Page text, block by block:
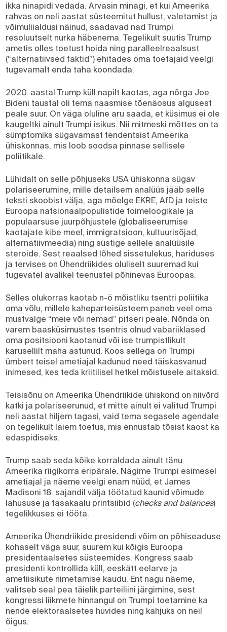
ikka ninapidi vedada. Arvasin minagi, et kui Ameerika
rahvas on neli aastat süsteemitut hullust, valetamist ja
võimuliialdusi näinud, saadavad nad Trumpi
resoluutselt nurka häbenema. Tegelikult suutis Trump
ametis olles toetust hoida ning paralleelreaalsust
(“alternatiivsed faktid”) ehitades oma toetajaid veelgi
tugevamalt enda taha koondada.
2020. aastal Trump küll napilt kaotas, aga nõrga Joe
Bideni taustal oli tema naasmise tõenäosus algusest
peale suur. On väga oluline aru saada, et küsimus ei ole
kaugeltki ainult Trumpi isikus. Nii mitmeski mõttes on ta
sümptomiks sügavamast tendentsist Ameerika
ühiskonnas, mis loob soodsa pinnase sellisele
poliitikale.
Lühidalt on selle põhjuseks USA ühiskonna sügav
polariseerumine, mille detailsem analüüs jääb selle
teksti skoobist välja, aga mõelge EKRE, AfD ja teiste
Euroopa natsionaalpopulistide toimeloogikale ja
populaarsuse juurpõhjustele (globaliseerumise
kaotajate kibe meel, immigratsioon, kultuurisõjad,
alternatiivmeedia) ning süstige sellele analüüsile
steroide. Sest reaalsed lõhed sissetulekus, hariduses
ja tervises on Ühendriikides oluliselt suuremad kui
tugevatel avalikel teenustel põhinevas Euroopas.
Selles olukorras kaotab n-ö mõistliku tsentri poliitika
oma võlu, millele kaheparteisüsteem paneb veel oma
mustvalge “meie või nemad” pitseri peale. Nõnda on
varem baasküsimustes tsentris olnud vabariiklased
oma positsiooni kaotanud või ise trumpistlikult
karusellilt maha astunud. Koos sellega on Trumpi
ümbert teisel ametiajal kadunud need täiskasvanud
inimesed, kes teda kriitilisel hetkel mõistusele aitaksid.
Teisisõnu on Ameerika Ühendriikide ühiskond on niivõrd
katki ja polariseerunud, et mitte ainult ei valitud Trumpi
neli aastat hiljem tagasi, vaid tema segasele agendale
on tegelikult laiem toetus, mis ennustab tõsist kaost ka
edaspidiseks.
Trump saab seda kõike korraldada ainult tänu
Ameerika riigikorra eripärale. Nägime Trumpi esimesel
ametiajal ja näeme veelgi enam nüüd, et James
Madisoni 18. sajandil välja töötatud kaunid võimude
lahususe ja tasakaalu printsiibid (checks and balances)
tegelikkuses ei tööta.
Ameerika Ühendriikide presidendi võim on põhiseaduse
kohaselt väga suur, suurem kui kõigis Euroopa
presidentaalsetes süsteemides. Kongress saab
presidenti kontrollida küll, eeskätt eelarve ja
ametiisikute nimetamise kaudu. Ent nagu näeme,
valitseb seal pea täielik parteiliini järgimine, sest
kongressi liikmete hinnangul on Trumpi toetamine ka
nende elektoraalsetes huvides ning kahjuks on neil
õigus.